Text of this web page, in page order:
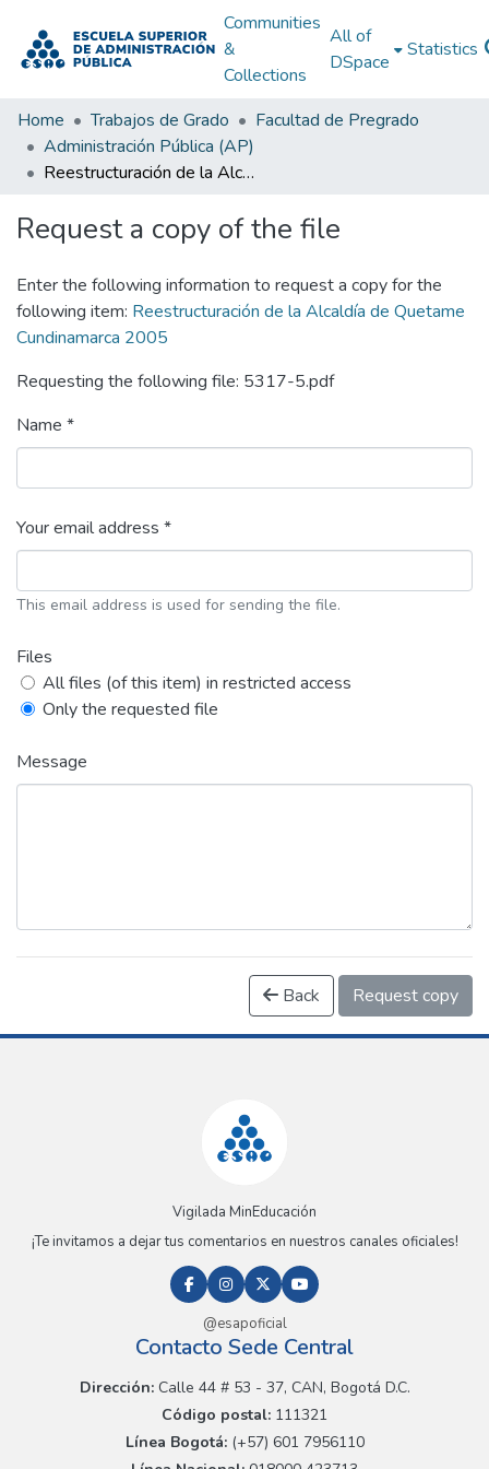
Communities
&
Collections
All of
DSpace
Statistics
Home Trabajos de Grado
Facultad de Pregrado
Administración Pública (AP)
Reestructuración de la Alcaldía de Quetame Cundinamarca 2005
Request a copy of the file
Enter the following information to request a copy for the
following item: Reestructuración de la Alcaldía de Quetame
Cundinamarca 2005
Requesting the following file: 5317-5.pdf
Name *
Your email address *
This email address is used for sending the file.
Files
All files (of this item) in restricted access
Only the requested file
Message
Back Request copy
Vigilada MinEducación
¡Te invitamos a dejar tus comentarios en nuestros canales oficiales!
@esapoficial
Contacto Sede Central
Dirección:Calle 44 # 53 - 37, CAN, Bogotá D.C.
Código postal: 111321
Línea Bogotá:(+57) 601 7956110